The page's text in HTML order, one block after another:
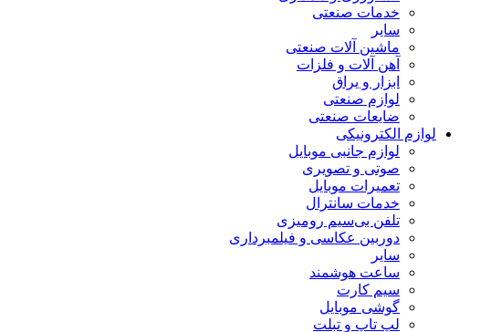
خدمات صنعتی
سایر
ماشین آلات صنعتی
آهن آلات و فلزات
ابزار و یراق
لوازم صنعتی
ضایعات صنعتی
لوازم الکترونیکی
لوازم جانبی موبایل
صوتی و تصویری
تعمیرات موبایل
خدمات سانترال
تلفن بی‌سیم رومیزی
دوربین عکاسی و فیلمبرداری
سایر
ساعت هوشمند
سیم کارت
گوشی موبایل
لپ تاپ و تبلت